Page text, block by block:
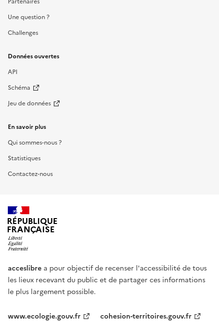
Une question ?
Challenges
Données ouvertes
API
Schéma
Jeu de données
En savoir plus
Qui sommes-nous ?
Statistiques
Contactez-nous
RÉPUBLIQUE
FRANÇAISE
acceslibre a pour objectif de recenser l'accessibilité de tous
les lieux recevant du public et de partager ces informations
le plus largement possible.
www.ecologie.gouv.fr
cohesion-territoires.gouv.fr